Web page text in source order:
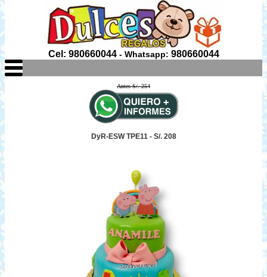
Cel: 980660044- Whatsapp: 980660044
Antes S/. 254
DyR-ESW TPE11 - S/. 208